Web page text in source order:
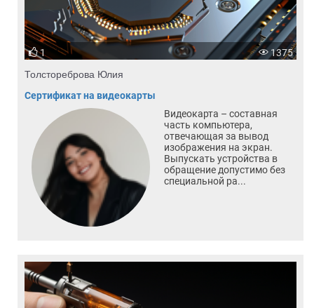
1 1375
Толстореброва Юлия
Сертификат на видеокарты
Видеокарта – составная
часть компьютера,
отвечающая за вывод
изображения на экран.
Выпускать устройства в
обращение допустимо без
специальной ра...